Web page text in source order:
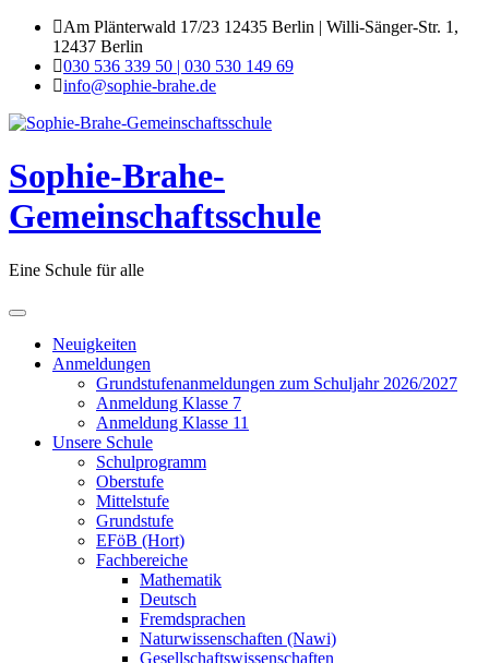
Skip
content
Am Plänterwald 17/23 12435 Berlin | Willi-Sänger-Str. 1,
12437 Berlin
030 536 339 50 | 030 530 149 69
info@sophie-brahe.de
Sophie-Brahe-
Gemeinschaftsschule
Eine Schule für alle
Neuigkeiten
Anmeldungen
Grundstufenanmeldungen zum Schuljahr 2026/2027
Anmeldung Klasse 7
Anmeldung Klasse 11
Unsere Schule
Schulprogramm
Oberstufe
Mittelstufe
Grundstufe
EFöB (Hort)
Fachbereiche
Mathematik
Deutsch
Fremdsprachen
Naturwissenschaften (Nawi)
Gesellschaftswissenschaften